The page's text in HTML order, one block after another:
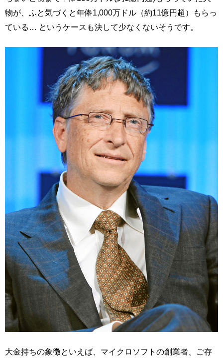
物が、ふと気づくと年俸1,000万ドル（約11億円超）もらっ
ている… というケースも決して少なくないそうです。
大金持ちの象徴といえば、マイクロソフトの創業者、ご存